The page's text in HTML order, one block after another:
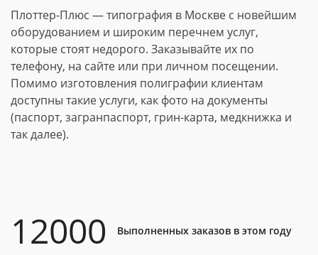
Плоттер-Плюс — типография в Москве с новейшим
оборудованием и широким перечнем услуг,
которые стоят недорого. Заказывайте их по
телефону, на сайте или при личном посещении.
Помимо изготовления полиграфии клиентам
доступны такие услуги, как фото на документы
(паспорт, загранпаспорт, грин-карта, медкнижка и
так далее).
12000 Выполненных заказов в этом году